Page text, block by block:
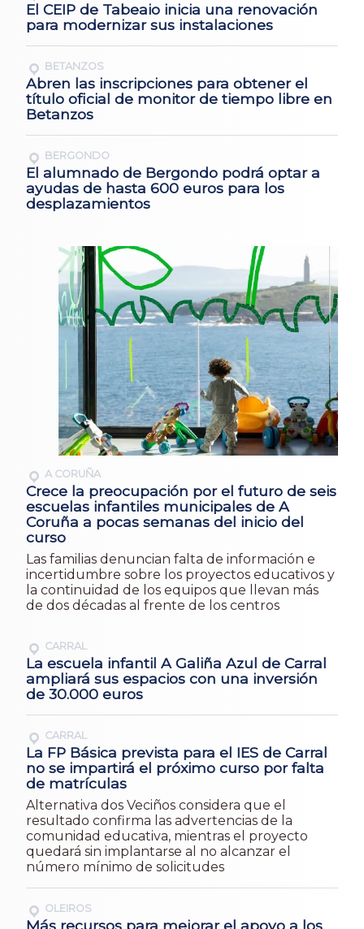
El CEIP de Tabeaio inicia una renovación
para modernizar sus instalaciones
BETANZOS
Abren las inscripciones para obtener el
título oficial de monitor de tiempo libre en
Betanzos
BERGONDO
El alumnado de Bergondo podrá optar a
ayudas de hasta 600 euros para los
desplazamientos
A CORUÑA
Crece la preocupación por el futuro de seis
escuelas infantiles municipales de A
Coruña a pocas semanas del inicio del
curso
Las familias denuncian falta de información e
incertidumbre sobre los proyectos educativos y
la continuidad de los equipos que llevan más
de dos décadas al frente de los centros
CARRAL
La escuela infantil A Galiña Azul de Carral
ampliará sus espacios con una inversión
de 30.000 euros
CARRAL
La FP Básica prevista para el IES de Carral
no se impartirá el próximo curso por falta
de matrículas
Alternativa dos Veciños considera que el
resultado confirma las advertencias de la
comunidad educativa, mientras el proyecto
quedará sin implantarse al no alcanzar el
número mínimo de solicitudes
OLEIROS
Más recursos para mejorar el apoyo a los